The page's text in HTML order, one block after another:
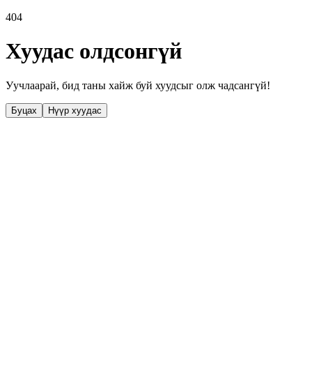
404
Хуудас олдсонгүй
Уучлаарай, бид таны хайж буй хуудсыг олж чадсангүй!
Буцах Нүүр хуудас